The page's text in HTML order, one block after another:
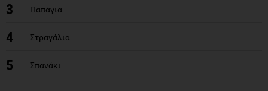
3 Παπάγια
4 Στραγάλια
5 Σπανάκι